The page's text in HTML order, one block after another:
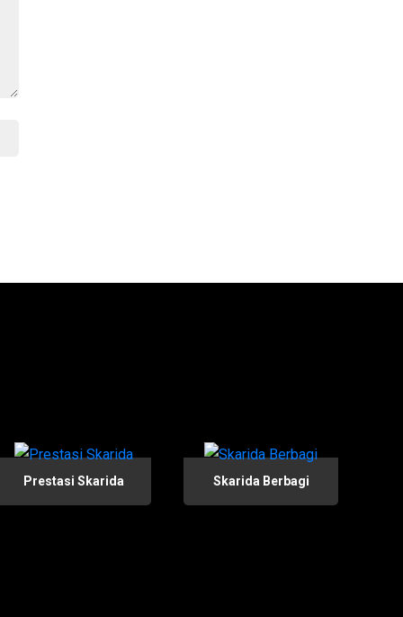
Prestasi Skarida Skarida Berbagi